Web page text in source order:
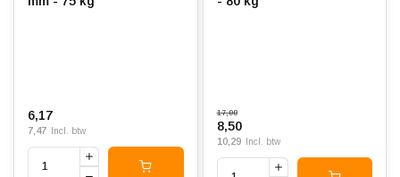
6,17
7,47 Incl. btw
17,00
8,50
10,29 Incl. btw